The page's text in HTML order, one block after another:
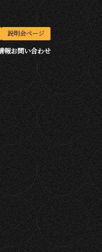
説明会ページ
報お問い合わせ